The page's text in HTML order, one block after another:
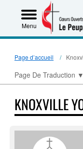
Menu
Page d’accueil
Page De Traduction ▼
KNOXVILLE